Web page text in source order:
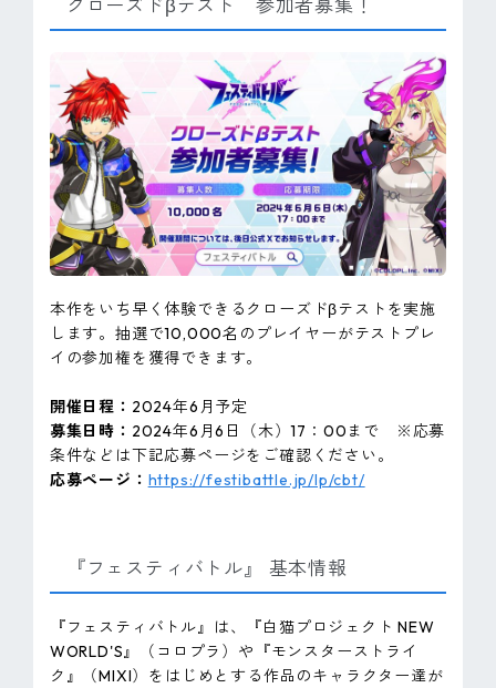
クローズドβテスト 参加者募集！
本作をいち早く体験できるクローズドβテストを実施
します。抽選で10,000名のプレイヤーがテストプレ
イの参加権を獲得できます。
開催日程： 2024年6月予定
募集日時： 2024年6月6日（木）17：00まで ※応募
条件などは下記応募ページをご確認ください。
応募ページ： https://festibattle.jp/lp/cbt/
『フェスティバトル』 基本情報
『フェスティバトル』は、『白猫プロジェクト NEW
WORLD'S』（コロプラ）や『モンスターストライ
ク』（MIXI）をはじめとする作品のキャラクター達が